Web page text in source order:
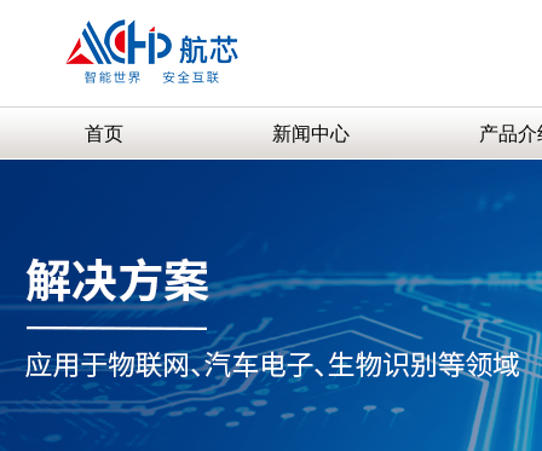
首页 新闻中心 产品介